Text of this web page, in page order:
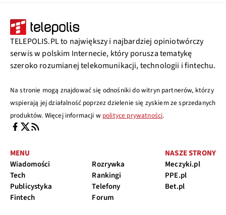
TELEPOLIS.PL to największy i najbardziej opiniotwórczy
serwis w polskim Internecie, który porusza tematykę
szeroko rozumianej telekomunikacji, technologii i fintechu.
Na stronie mogą znajdować się odnośniki do witryn partnerów, którzy
wspierają jej działalność poprzez dzielenie się zyskiem ze sprzedanych
produktów. Więcej informacji w polityce prywatności.
MENU
Wiadomości
Tech
Publicystyka
Fintech
Rozrywka
Rankingi
Telefony
Forum
NASZE STRONY
Meczyki.pl
PPE.pl
Bet.pl